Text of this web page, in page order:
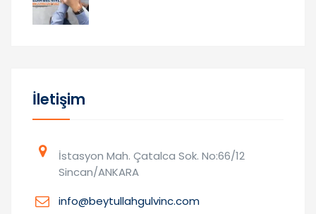
İletişim
İstasyon Mah. Çatalca Sok. No:66/12
Sincan/ANKARA
info@beytullahgulvinc.com